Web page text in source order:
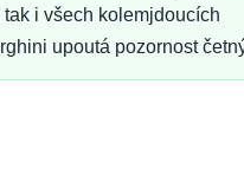
i všech kolemjdoucích
upoutá pozornost